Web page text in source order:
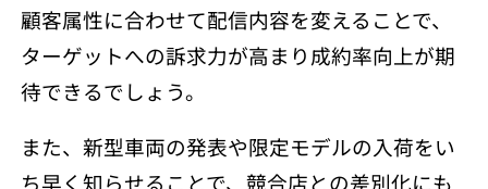
顧客属性に合わせて配信内容を変えることで、
ターゲットへの訴求力が高まり成約率向上が期
待できるでしょう。
また、新型車両の発表や限定モデルの入荷をい
ち早く知らせることで、競合店との差別化にも